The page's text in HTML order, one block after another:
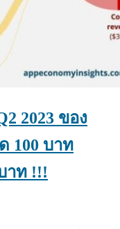
2023 ของ
100 บาท
าท !!!